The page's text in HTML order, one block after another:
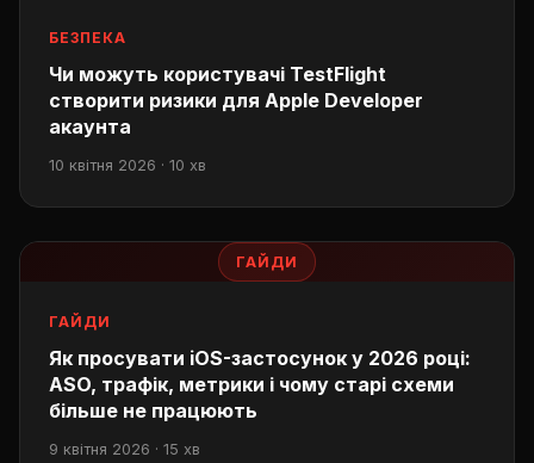
БЕЗПЕКА
Чи можуть користувачі TestFlight
створити ризики для Apple Developer
акаунта
10 квітня 2026 · 10 хв
ГАЙДИ
ГАЙДИ
Як просувати iOS-застосунок у 2026 році:
ASO, трафік, метрики і чому старі схеми
більше не працюють
9 квітня 2026 · 15 хв